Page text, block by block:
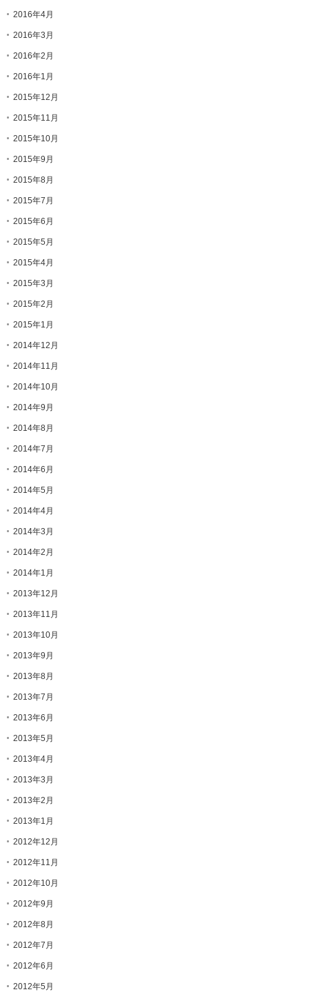
2016年4月
2016年3月
2016年2月
2016年1月
2015年12月
2015年11月
2015年10月
2015年9月
2015年8月
2015年7月
2015年6月
2015年5月
2015年4月
2015年3月
2015年2月
2015年1月
2014年12月
2014年11月
2014年10月
2014年9月
2014年8月
2014年7月
2014年6月
2014年5月
2014年4月
2014年3月
2014年2月
2014年1月
2013年12月
2013年11月
2013年10月
2013年9月
2013年8月
2013年7月
2013年6月
2013年5月
2013年4月
2013年3月
2013年2月
2013年1月
2012年12月
2012年11月
2012年10月
2012年9月
2012年8月
2012年7月
2012年6月
2012年5月